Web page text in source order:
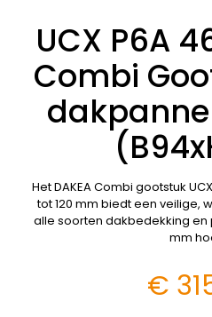
UCX P6A
Combi
Het DAKEA Combi gootstuk
tot 120 mm biedt een veilige,
alle soorten dakbedekking en
mm
€